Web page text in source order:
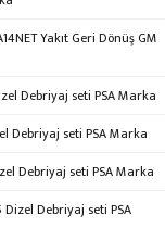
Yakıt Geri Dönüş GM
Debriyaj seti PSA Marka
Debriyaj seti PSA Marka
Debriyaj seti PSA Marka
Dizel Debriyaj seti PSA